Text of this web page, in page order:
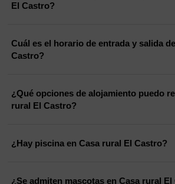
El Castro?
Cuál es el horario de entrada y salida de Casa rural
Castro?
¿Qué opciones de alojamiento puedo
rural El Castro?
¿Hay piscina en Casa rural El Castro?
¿Se admiten mascotas en Casa rural El